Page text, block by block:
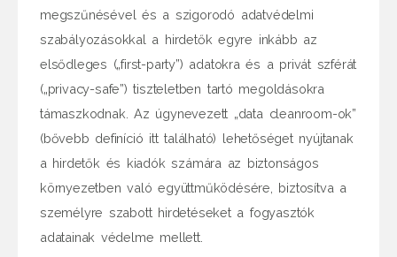
megszűnésével és a szigorodó adatvédelmi
szabályozásokkal a hirdetők egyre inkább az
elsődleges („first-party”) adatokra és a privát szférát
(„privacy-safe”) tiszteletben tartó megoldásokra
támaszkodnak. Az úgynevezett „data cleanroom-ok”
(bővebb definíció itt található) lehetőséget nyújtanak
a hirdetők és kiadók számára az biztonságos
környezetben való együttműködésére, biztosítva a
személyre szabott hirdetéseket a fogyasztók
adatainak védelme mellett.